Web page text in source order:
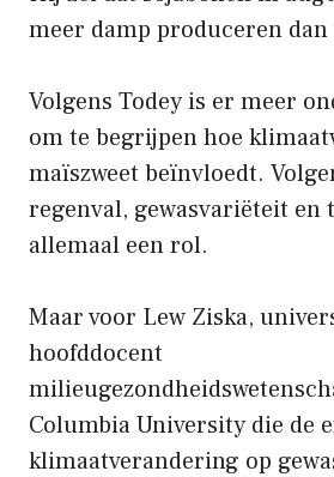
meer damp produceren dan
Volgens Todey is er meer
om te begrijpen hoe
maïszweet beïnvloedt.
regenval, gewasvariëteit en
allemaal een rol.
Maar voor Lew Ziska,
hoofddocent
Columbia University die de
klimaatverandering op